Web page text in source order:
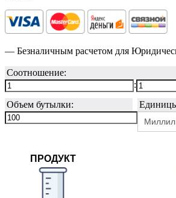
— Безналичным расчетом для
Соотношение:
:
Объем бутылки:
ПРОДУКТ